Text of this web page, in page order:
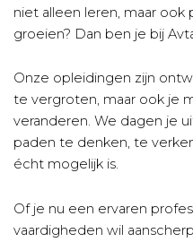
niet alleen leren, maar ook
groeien? Dan ben je bij
Onze opleidingen zijn
te vergroten, maar ook je
veranderen. We dagen je
paden te denken, te
écht mogelijk is.
Of je nu een ervaren
vaardigheden wil